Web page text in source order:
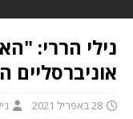
נילי הררי:
אוניברסליים
28 באפריל 2021